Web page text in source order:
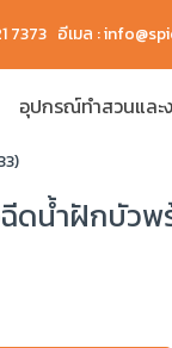
7373 อีเมล :
อุปกรณ์ทำสวนและ
ดน้ำฝักบัวพ